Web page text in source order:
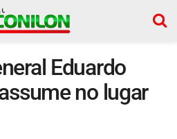
Eduardo
no lugar